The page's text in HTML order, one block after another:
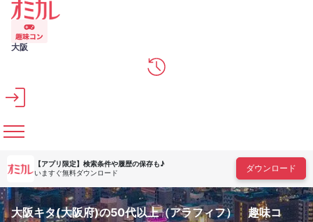
メインコンテンツへスキップ
大阪
【アプリ限定】 検索条件や履歴の保存も♪
いますぐ無料ダウンロード
ダウンロード
大阪キタ(大阪府)の50代以上（アラフィフ） 趣味コ